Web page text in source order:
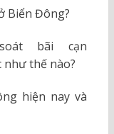
Biển Đông?
bãi cạn
thế nào?
hiện nay và